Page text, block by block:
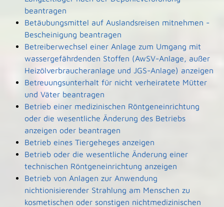
beantragen
Betäubungsmittel auf Auslandsreisen mitnehmen -
Bescheinigung beantragen
Betreiberwechsel einer Anlage zum Umgang mit
wassergefährdenden Stoffen (AwSV-Anlage, außer
Heizölverbraucheranlage und JGS-Anlage) anzeigen
Betreuungsunterhalt für nicht verheiratete Mütter
und Väter beantragen
Betrieb einer medizinischen Röntgeneinrichtung
oder die wesentliche Änderung des Betriebs
anzeigen oder beantragen
Betrieb eines Tiergeheges anzeigen
Betrieb oder die wesentliche Änderung einer
technischen Röntgeneinrichtung anzeigen
Betrieb von Anlagen zur Anwendung
nichtionisierender Strahlung am Menschen zu
kosmetischen oder sonstigen nichtmedizinischen